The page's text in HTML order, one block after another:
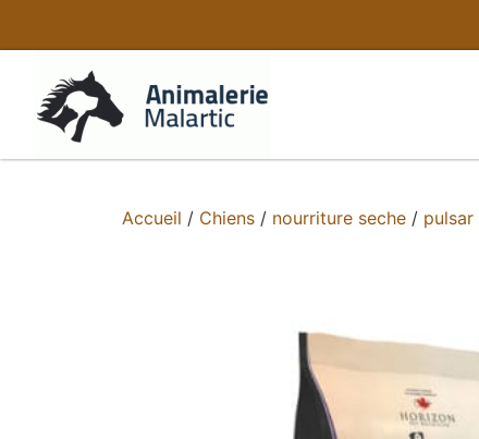
Accueil / Chiens / nourriture seche / pulsar